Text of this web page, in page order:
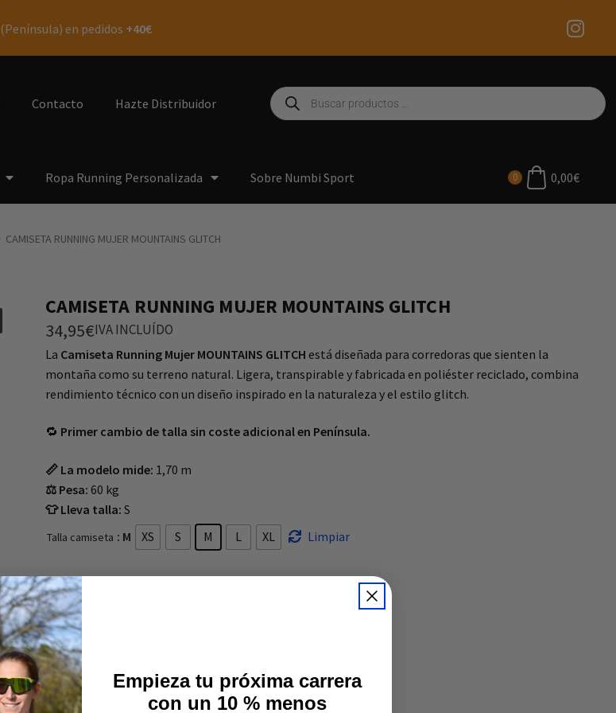
(Península) en pedidos +40€
Contacto Hazte Distribuidor
Ropa Running Personalizada Sobre Numbi Sport 0 0,00€
CAMISETA RUNNING MUJER MOUNTAINS GLITCH
CAMISETA RUNNING MUJER MOUNTAINS GLITCH
34,95€IVA INCLUÍDO
La Camiseta Running Mujer MOUNTAINS GLITCH está diseñada para corredoras que sienten la
montaña como su terreno natural. Ligera, transpirable y fabricada en poliéster reciclado, combina
rendimiento técnico con un diseño inspirado en la naturaleza y el estilo glitch.
🔁 Primer cambio de talla sin coste adicional en Península.
📏 La modelo mide: 1,70 m
⚖️ Pesa: 60 kg
👕 Lleva talla: S
Talla camiseta : M XS S M L XL Limpiar
Envío rápido y gratis +40€
Empieza tu próxima carrera
con un 10 % menos